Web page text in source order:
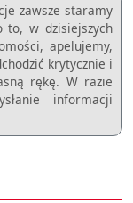
zawsze staramy
to, w dzisiejszych
apelujemy,
krytycznie i
rękę. W razie
informacji